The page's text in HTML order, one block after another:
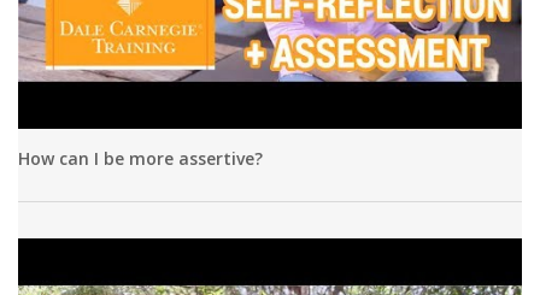
How can I be more assertive?